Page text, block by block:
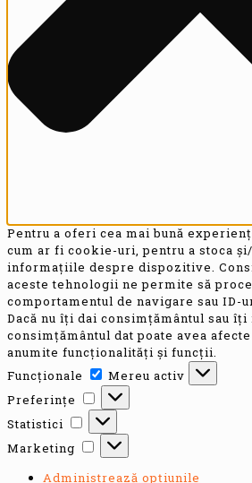
Pentru a oferi cea mai bună
cum ar fi cookie-uri, pentru a stoca și/
informațiile despre dispozitive.
aceste tehnologii ne permite să
comportamentul de navigare sau ID-
Dacă nu îți dai consimțământul sau
consimțământul dat poate avea
anumite funcționalități și funcții.
Funcționale
Funcționale
Mereu activ
Preferințe
Preferințe
Statistici
Statistici
Marketing
Marketing
Administrează opțiunile